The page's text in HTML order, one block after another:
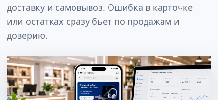
доставку и самовывоз. Ошибка в карточке
или остатках сразу бьет по продажам и
доверию.